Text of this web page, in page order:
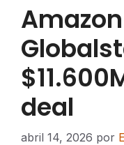
deal
abril 14, 2026 por